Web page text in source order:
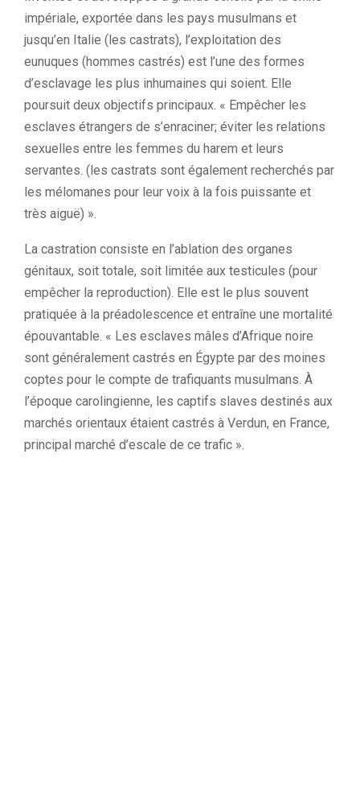
impériale, exportée dans les pays musulmans et
jusqu’en Italie (les castrats), l’exploitation des
eunuques (hommes castrés) est l’une des formes
d’esclavage les plus inhumaines qui soient. Elle
poursuit deux objectifs principaux. « Empêcher les
esclaves étrangers de s’enraciner; éviter les relations
sexuelles entre les femmes du harem et leurs
servantes. (les castrats sont également recherchés par
les mélomanes pour leur voix à la fois puissante et
très aiguë) ».
La castration consiste en l’ablation des organes
génitaux, soit totale, soit limitée aux testicules (pour
empêcher la reproduction). Elle est le plus souvent
pratiquée à la préadolescence et entraîne une mortalité
épouvantable. « Les esclaves mâles d’Afrique noire
sont généralement castrés en Égypte par des moines
coptes pour le compte de trafiquants musulmans. À
l’époque carolingienne, les captifs slaves destinés aux
marchés orientaux étaient castrés à Verdun, en France,
principal marché d’escale de ce trafic ».